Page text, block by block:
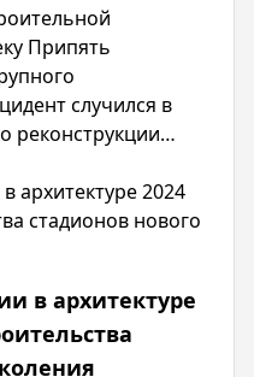
Припять
случился в
реконструкции
в архитектуре